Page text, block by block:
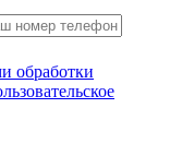
обработки